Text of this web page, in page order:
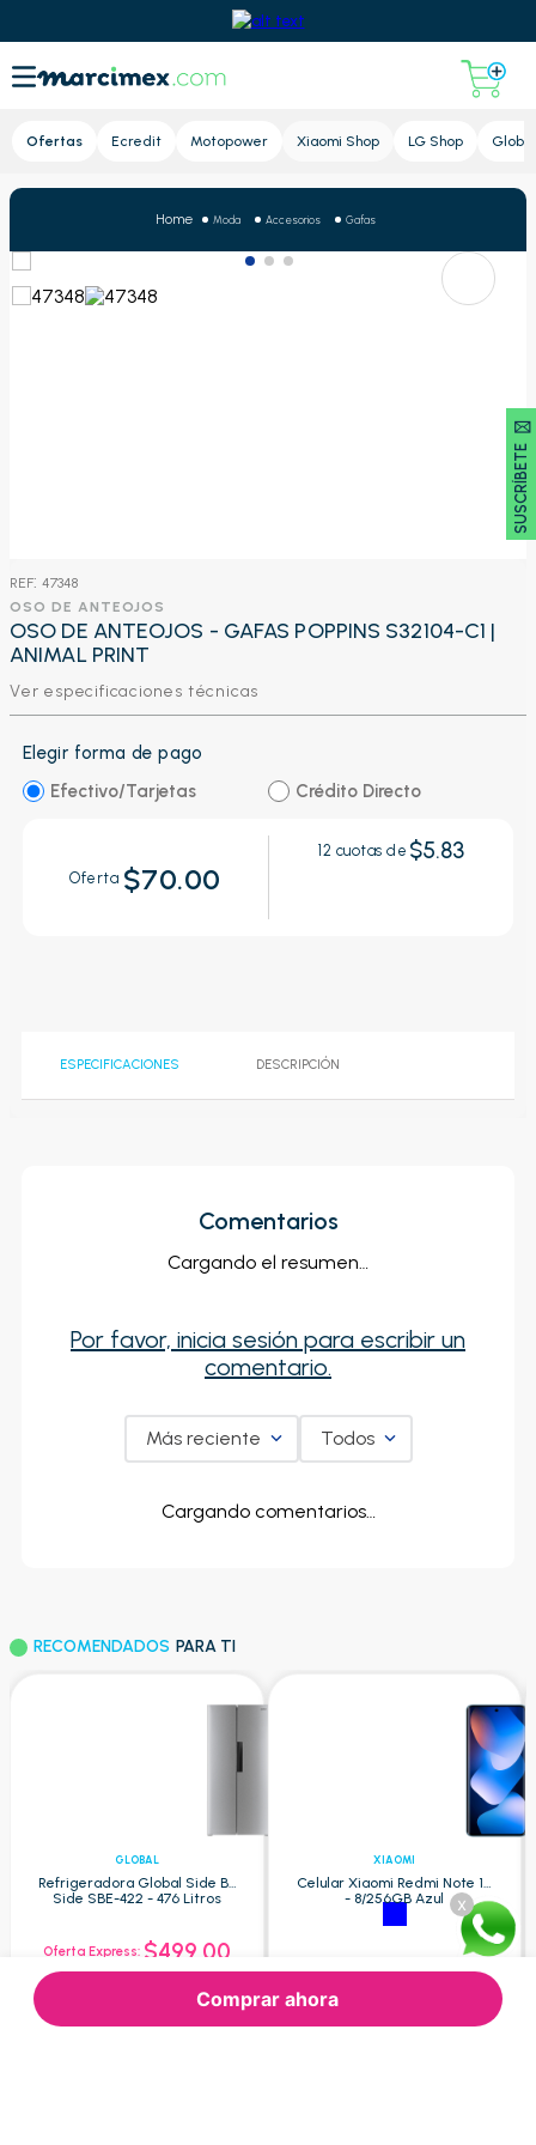
Ofertas Ecredit Motopower Xiaomi Shop LG Shop Global
SUSCRÍBETE 🖂
x
Moda Accesorios Gafas
: 47348
OSO DE ANTEOJOS
OSO DE ANTEOJOS - GAFAS POPPINS S32104-C1 |
ANIMAL PRINT
Ver especificaciones técnicas
Elegir forma de pago
Efectivo/Tarjetas
Crédito Directo
Oferta $70.00
12 cuotas de $5.83
Comprar ahora
ESPECIFICACIONES DESCRIPCIÓN
Comentarios
Cargando el resumen…
Por favor, inicia sesión para escribir un
comentario.
Más reciente Todos
Cargando comentarios…
RECOMENDADOS PARA TI
GLOBAL
Refrigeradora Global Side By
Side SBE-422 - 476 Litros
Oferta Express: $499.00
Oferta: $609.52
XIAOMI
Celular Xiaomi Redmi Note 15
- 8/256GB Azul
$310.01